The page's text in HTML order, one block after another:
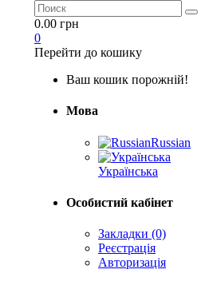
0.00 грн
0
Перейти до кошику
Ваш кошик порожній!
Мова
Russian
Українська
Особистий кабінет
Закладки (0)
Реєстрація
Авторизація